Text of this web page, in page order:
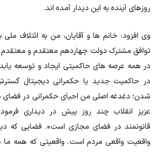
روزهای آینده به این دیدار آمده اند.
وی افزود: خانم ها و آقایان، من به ائتلاف
توافق مشترک دولت چهاردهم معتقدم و معتقدم
در همه عرصه های حاکمیتی ایجاد و توسعه یابد.
در حاکمیت جدید یا حکمرانی دیجیتال
شدن؛ دغدغه اصلی من احیای حکمرانی در فضای
عزیز انقلاب چند روز پیش در دیداری
قانونمند در فضای مجازی است». فضایی که
واقعیت واقعی مردم است. واقعیتی که همه ما